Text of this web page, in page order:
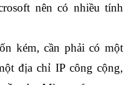
nên có nhiều tính
kém, cần phải có một
địa chỉ IP công cộng,